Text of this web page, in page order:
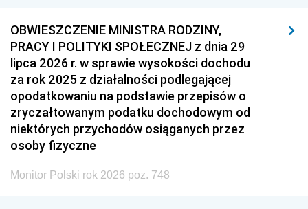
OBWIESZCZENIE MINISTRA RODZINY,
PRACY I POLITYKI SPOŁECZNEJ z dnia 29
lipca 2026 r. w sprawie wysokości dochodu
za rok 2025 z działalności podlegającej
opodatkowaniu na podstawie przepisów o
zryczałtowanym podatku dochodowym od
niektórych przychodów osiąganych przez
osoby fizyczne
Monitor Polski rok 2026 poz. 748